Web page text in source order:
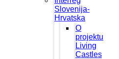
Slovenija-
Hrvatska
O
projektu
Living
Castles